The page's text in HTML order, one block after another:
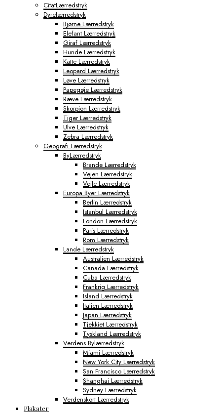
CitatLærredstryk
Dyrelærredstryk
Bjørne Lærredstryk
Elefant Lærredstryk
Giraf Lærredstryk
Hunde Lærredstryk
Katte Lærredstryk
Leopard Lærredstryk
Løve Lærredstryk
Papegøje Lærredstryk
Ræve Lærredstryk
Skorpion Lærredstryk
Tiger Lærredstryk
Ulve Lærredstryk
Zebra Lærredstryk
Geografi Lærredstryk
ByLærredstryk
Brande Lærredstryk
Vejen Lærredstryk
Vejle Lærredstryk
Europa Byer Lærredstryk
Berlin Lærredstryk
Istanbul Lærredstryk
London Lærredstryk
Paris Lærredstryk
Rom Lærredstryk
Lande Lærredstryk
Australien Lærredstryk
Canada Lærredstryk
Cuba Lærredstryk
Frankrig Lærredstryk
Island Lærredstryk
Italien Lærredstryk
Japan Lærredstryk
Tjekkiet Lærredstryk
Tyskland Lærredstryk
Verdens Bylærredstryk
Miami Lærredstryk
New York City Lærredstryk
San Francisco Lærredstryk
Shanghai Lærredstryk
Sydney Lærredstryk
Verdenskort Lærredstryk
Plakater